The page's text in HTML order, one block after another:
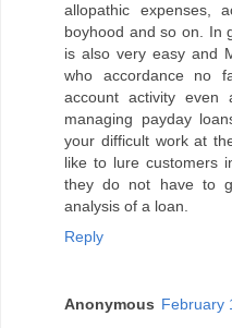
allopathic expenses,
boyhood and so on. In
is also very easy and
who accordance no
account activity
managing payday
your difficult work at
like to lure customers
they do not have to
analysis of a loan.
Reply
Anonymous February